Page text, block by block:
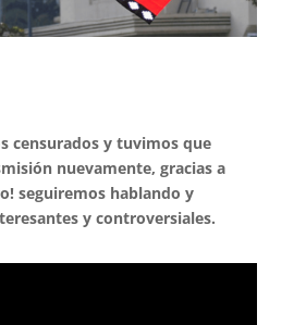
censurados y tuvimos que
nuevamente, gracias a
seguiremos hablando y
y controversiales.